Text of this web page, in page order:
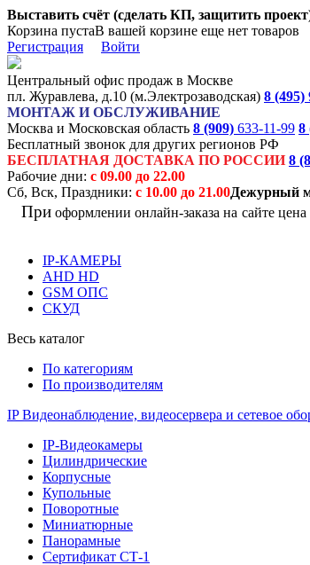
Выставить счёт (сделать КП, защитить
Корзина пустаВ вашей корзине еще нет товаров
Регистрация
Войти
Центральный офис продаж в Москве
пл. Журавлева, д.10 (м.Электрозаводская) 8 (495)
МОНТАЖ И ОБСЛУЖИВАНИЕ
Москва и Московская область 8 (909) 633-11-99 8
Бесплатный звонок для других регионов РФ
БЕСПЛАТНАЯ ДОСТАВКА ПО РОССИИ 8
Рабочие дни: с 09.00 до 22.00
Сб, Вск, Праздники: с 10.00 до 21.00Дежурный
При оформлении онлайн-заказа на сайте
IP-КАМЕРЫ
AHD HD
GSM ОПС
СКУД
Весь каталог
По категориям
По производителям
IP Видеонаблюдение, видеосервера и сетевое
IP-Видеокамеры
Цилиндрические
Корпусные
Купольные
Поворотные
Миниатюрные
Панорамные
Сертификат СТ-1